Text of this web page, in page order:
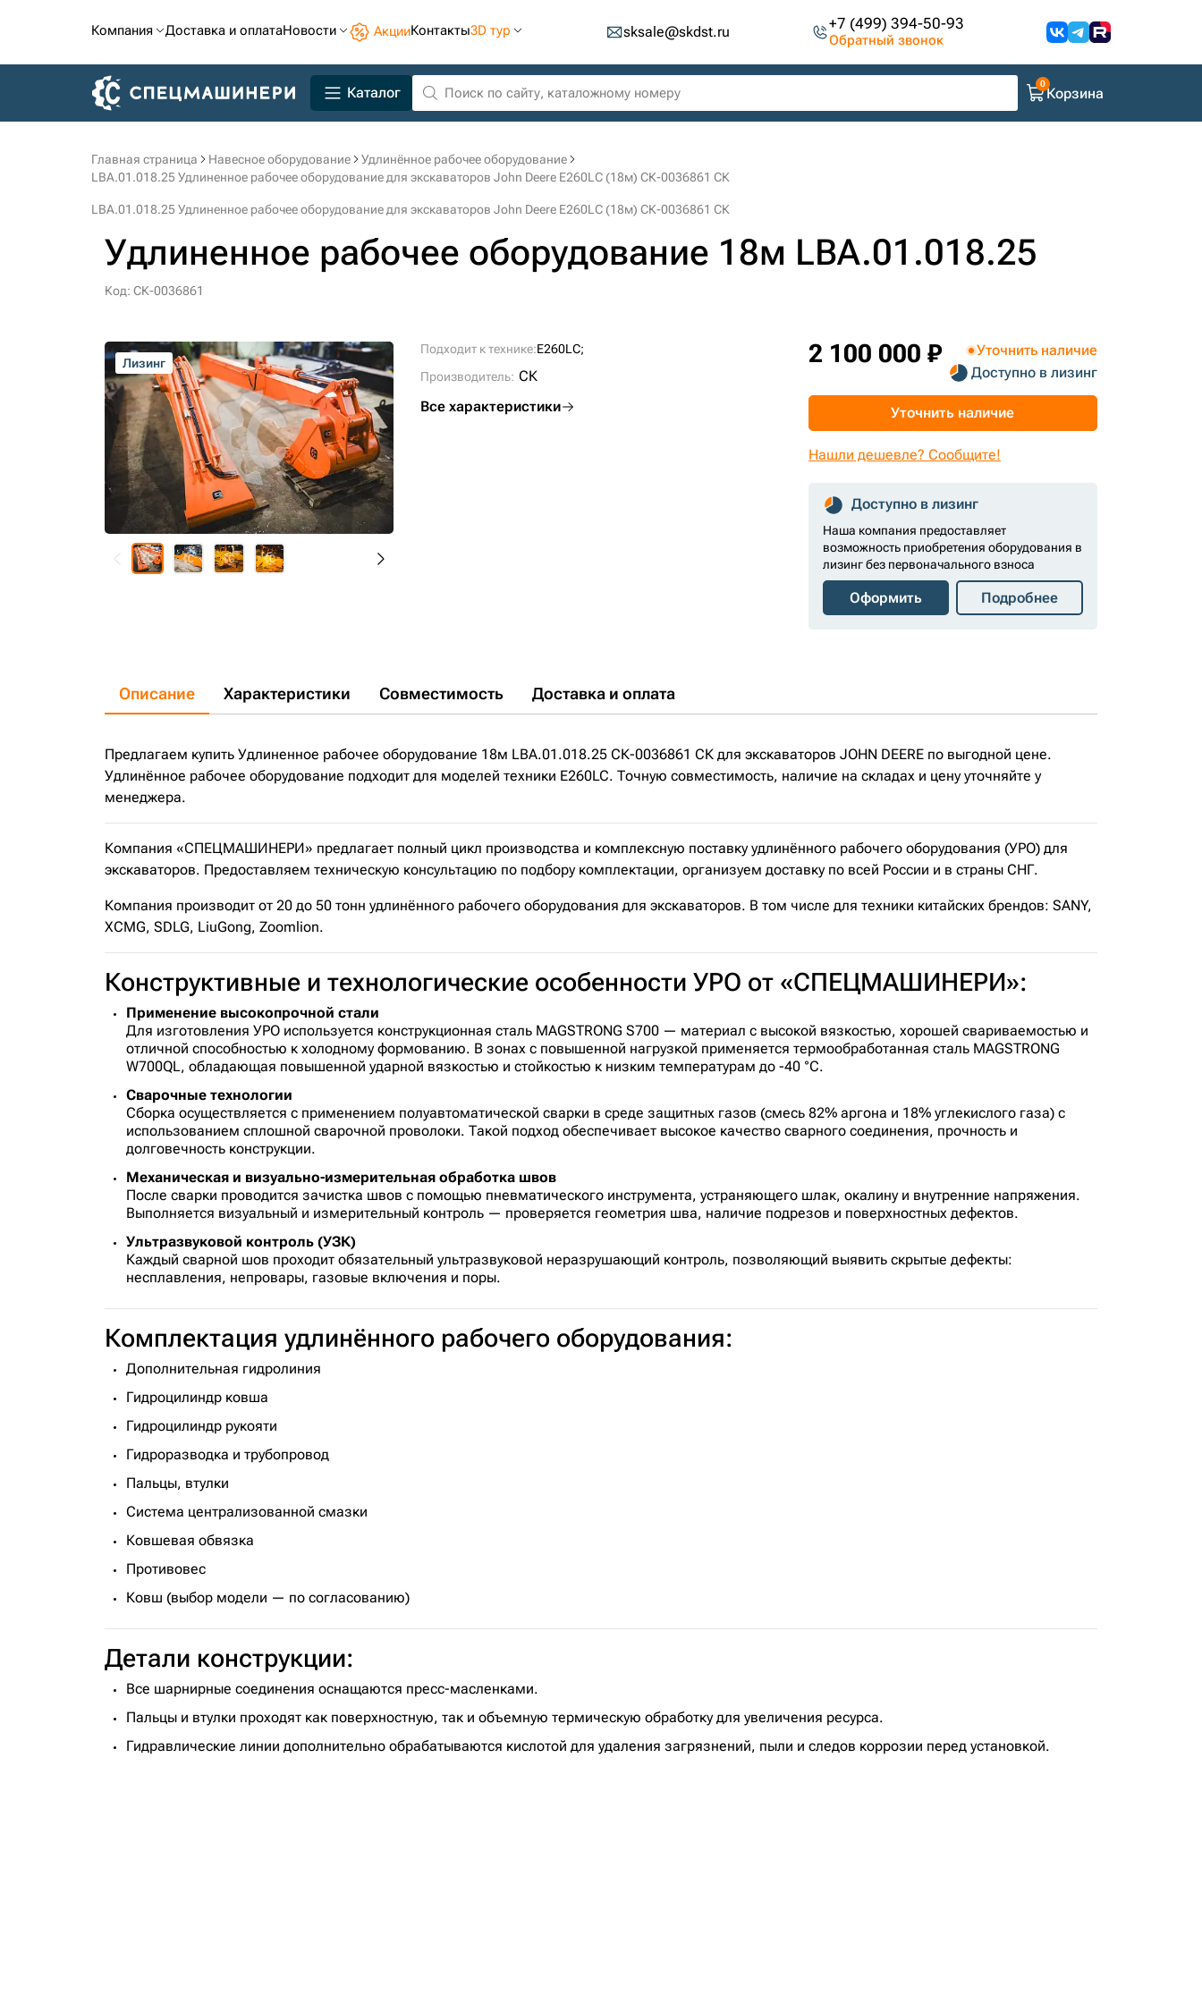
Компания Доставка и оплатаНовости АкцииКонтакты3D тур sksale@skdst.ru +7 (499) 394-50-93
Обратный звонок
Каталог Корзина
Главная страница Навесное оборудование
Удлинённое рабочее оборудование
LBA.01.018.25 Удлиненное рабочее оборудование для экскаваторов John Deere E260LC (18м) СК-0036861 СК
LBA.01.018.25 Удлиненное рабочее оборудование для экскаваторов John Deere E260LC (18м) СК-0036861 СК
Удлиненное рабочее оборудование 18м LBA.01.018.25
Код: СК-0036861
Лизинг
Лизинг
Лизинг
Лизинг
Подходит к технике:E260LC;
Производитель: СК
Все характеристики
2 100 000 ₽
Уточнить наличие
Доступно в лизинг
Уточнить наличие
Нашли дешевле? Сообщите!
Доступно в лизинг
Наша компания предоставляет
возможность приобретения оборудования в
лизинг без первоначального взноса
Оформить Подробнее
Описание Характеристики Совместимость Доставка и оплата
Предлагаем купить Удлиненное рабочее оборудование 18м LBA.01.018.25 СК-0036861 СК для экскаваторов JOHN DEERE по выгодной цене.
Удлинённое рабочее оборудование подходит для моделей техники E260LC. Точную совместимость, наличие на складах и цену уточняйте у
менеджера.
Компания «СПЕЦМАШИНЕРИ» предлагает полный цикл производства и комплексную поставку удлинённого рабочего оборудования (УРО) для
экскаваторов. Предоставляем техническую консультацию по подбору комплектации, организуем доставку по всей России и в страны СНГ.
Компания производит от 20 до 50 тонн удлинённого рабочего оборудования для экскаваторов. В том числе для техники китайских брендов: SANY,
XCMG, SDLG, LiuGong, Zoomlion.
Конструктивные и технологические особенности УРО от «СПЕЦМАШИНЕРИ»:
Применение высокопрочной стали
Для изготовления УРО используется конструкционная сталь MAGSTRONG S700 — материал с высокой вязкостью, хорошей свариваемостью и
отличной способностью к холодному формованию. В зонах с повышенной нагрузкой применяется термообработанная сталь MAGSTRONG
W700QL, обладающая повышенной ударной вязкостью и стойкостью к низким температурам до -40 °C.
Сварочные технологии
Сборка осуществляется с применением полуавтоматической сварки в среде защитных газов (смесь 82% аргона и 18% углекислого газа) с
использованием сплошной сварочной проволоки. Такой подход обеспечивает высокое качество сварного соединения, прочность и
долговечность конструкции.
Механическая и визуально-измерительная обработка швов
После сварки проводится зачистка швов с помощью пневматического инструмента, устраняющего шлак, окалину и внутренние напряжения.
Выполняется визуальный и измерительный контроль — проверяется геометрия шва, наличие подрезов и поверхностных дефектов.
Ультразвуковой контроль (УЗК)
Каждый сварной шов проходит обязательный ультразвуковой неразрушающий контроль, позволяющий выявить скрытые дефекты:
несплавления, непровары, газовые включения и поры.
Комплектация удлинённого рабочего оборудования:
Дополнительная гидролиния
Гидроцилиндр ковша
Гидроцилиндр рукояти
Гидроразводка и трубопровод
Пальцы, втулки
Система централизованной смазки
Ковшевая обвязка
Противовес
Ковш (выбор модели — по согласованию)
Детали конструкции:
Все шарнирные соединения оснащаются пресс-масленками.
Пальцы и втулки проходят как поверхностную, так и объемную термическую обработку для увеличения ресурса.
Гидравлические линии дополнительно обрабатываются кислотой для удаления загрязнений, пыли и следов коррозии перед установкой.